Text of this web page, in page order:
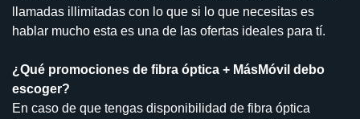
llamadas illimitadas con lo que si lo que necesitas es
hablar mucho esta es una de las ofertas ideales para tí.
¿Qué promociones de fibra óptica + MásMóvil debo
escoger?
En caso de que tengas disponibilidad de fibra óptica